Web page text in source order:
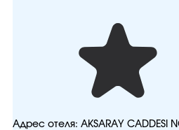
Адрес отеля: AKSARAY CADDESI